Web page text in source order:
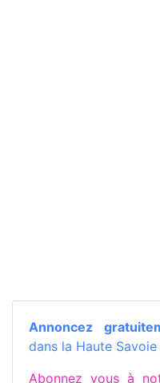
Annoncez
dans la Haute Savoie
Abonnez vous à